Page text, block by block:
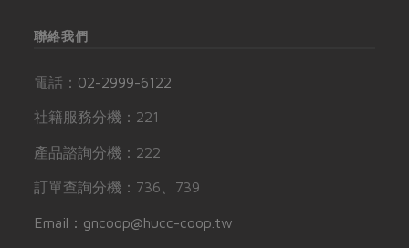
聯絡我們
電話： 02-2999-6122
社籍服務分機：221
產品諮詢分機：222
訂單查詢分機：736、739
Email：gncoop@hucc-coop.tw